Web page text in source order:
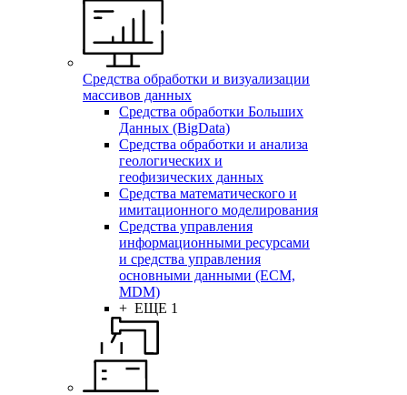
Средства обработки и визуализации
массивов данных
Средства обработки Больших
Данных (BigData)
Средства обработки и анализа
геологических и
геофизических данных
Средства математического и
имитационного моделирования
Средства управления
информационными ресурсами
и средства управления
основными данными (ECM,
MDM)
+ ЕЩЕ 1